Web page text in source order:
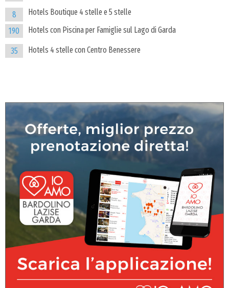
8
Hotels Boutique 4 stelle e 5 stelle
190
Hotels con Piscina per Famiglie sul Lago di Garda
35 Hotels 4 stelle con Centro Benessere